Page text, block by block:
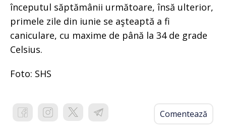
începutul săptămânii următoare, însă ulterior,
primele zile din iunie se aşteaptă a fi
caniculare, cu maxime de până la 34 de grade
Celsius.
Foto: SHS
Comentează